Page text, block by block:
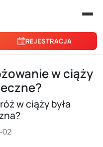
REJESTRACJA
w ciąży
w ciąży była
02